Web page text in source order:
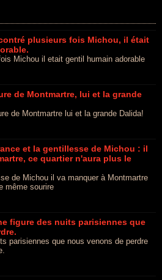
plusieurs fois Michou, il était
Michou il etait gentil humain adorable
de Montmartre, lui et la grande
de Montmartre lui et la grande Dalida!
et la gentillesse de Michou : il
ce quartier n'aura plus le
de Michou il va manquer à Montmartre
même sourire
figure des nuits parisiennes que
parisiennes que nous venons de perdre